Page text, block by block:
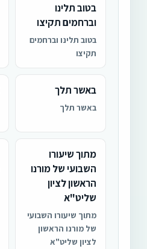
בטוב תלינו
וברחמים תקיצו
בטוב תלינו וברחמים
תקיצו
באשר תלך
באשר תלך
מתוך שיעורו
השבועי של מורנו
הראשון לציון
שליט"א
מתוך שיעורו השבועי
של מורנו הראשון
לציון שליט"א